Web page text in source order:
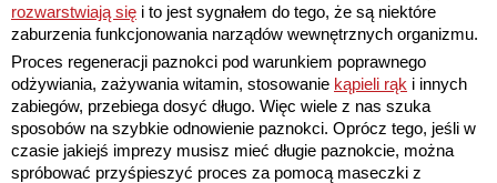
rozwarstwiają się i to jest sygnałem do tego, że są niektóre
zaburzenia funkcjonowania narządów wewnętrznych organizmu.
Proces regeneracji paznokci pod warunkiem poprawnego
odżywiania, zażywania witamin, stosowanie kąpieli rąk i innych
zabiegów, przebiega dosyć długo. Więc wiele z nas szuka
sposobów na szybkie odnowienie paznokci. Oprócz tego, jeśli w
czasie jakiejś imprezy musisz mieć długie paznokcie, można
spróbować przyśpieszyć proces za pomocą maseczki z